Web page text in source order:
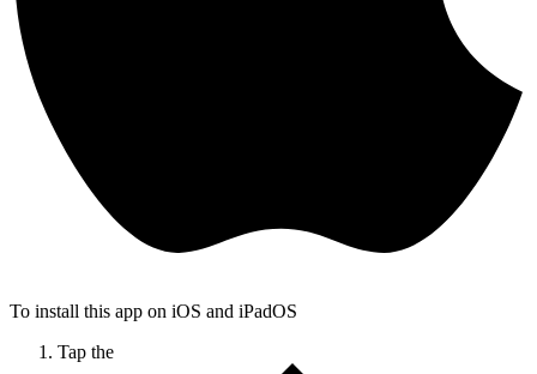
To install this app on iOS and iPadOS
Tap the